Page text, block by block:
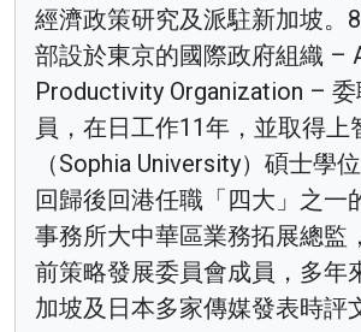
經濟政策研究及派駐新加坡。
部設於東京的國際政府組織 –
Productivity Organization –
員，在日工作11年，並取得上
（Sophia University）碩士學
回歸後回港任職「四大」之一
事務所大中華區業務拓展總監
前策略發展委員會成員，多年
加坡及日本多家傳媒發表時評